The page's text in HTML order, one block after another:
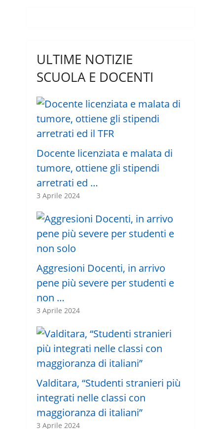
ULTIME NOTIZIE
SCUOLA E DOCENTI
Docente licenziata e malata di
tumore, ottiene gli stipendi
arretrati ed …
3 Aprile 2024
Aggresioni Docenti, in arrivo
pene più severe per studenti e
non …
3 Aprile 2024
Valditara, “Studenti stranieri più
integrati nelle classi con
maggioranza di italiani”
3 Aprile 2024